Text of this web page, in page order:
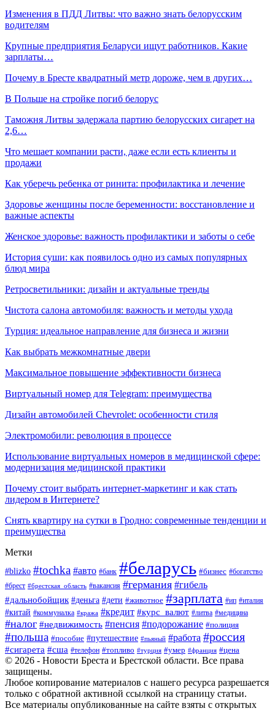
Изменения в ПДД Литвы: что важно знать белорусским
водителям
Крупные предприятия Беларуси ищут работников. Какие
зарплаты…
Почему в Бресте квадратный метр дороже, чем в других…
В Польше на стройке погиб белорус
Таможня Литвы задержала партию белорусских сигарет на
2,6…
Что мешает компании расти, даже если есть клиенты и
продажи
Как уберечь ребенка от ринита: профилактика и лечение
Здоровье женщины после беременности: восстановление и
важные аспекты
Женское здоровье: важность профилактики и заботы о себе
История суши: как появилось одно из самых популярных
блюд мира
Ретросветильники: дизайн и актуальные тренды
Чистота салона автомобиля: важность и методы ухода
Турция: идеальное направление для бизнеса и жизни
Как выбрать межкомнатные двери
Максимальное повышение эффективности бизнеса
Виртуальный номер для Telegram: преимущества
Дизайн автомобилей Chevrolet: особенности стиля
Электромобили: революция в процессе
Использование виртуальных номеров в медицинской сфере:
модернизация медицинской практики
Почему стоит выбрать интернет-маркетинг и как стать
лидером в Интернете?
Снять квартиру на сутки в Гродно: современные тенденции и
преимущества
Метки
#blizko #tochka #авто #банк #беларусь #бизнес #богатство
#брест #брестская_область #вакансия #германия #гибель
#дальнобойщик #деньга #дети #животное #зарплата #ип #италия
#китай #коммуналка #кража #кредит #курс_валют #литва #медицина
#налог #недвижимость #пенсия #подорожание #полиция
#польша #пособие #путешествие #пьяный #работа #россия
#сигарета #сша #телефон #топливо #турция #умер #франция #цена
© 2026 - Новости Бреста и Брестской области. Все права
защищены.
Любое копирование материалов с нашего ресурса разрешается
только с обратной активной ссылкой на страницу статьи.
Все материалы опубликованные на сайте взяты с открытых